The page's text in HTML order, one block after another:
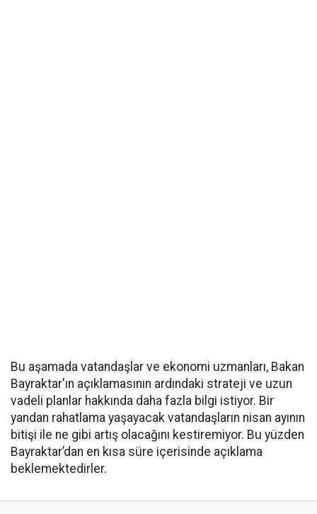
Bu aşamada vatandaşlar ve ekonomi uzmanları, Bakan
Bayraktar'ın açıklamasının ardındaki strateji ve uzun
vadeli planlar hakkında daha fazla bilgi istiyor. Bir
yandan rahatlama yaşayacak vatandaşların nisan ayının
bitişi ile ne gibi artış olacağını kestiremiyor. Bu yüzden
Bayraktar’dan en kısa süre içerisinde açıklama
beklemektedirler.